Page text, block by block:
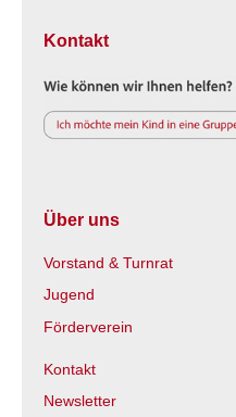
Kontakt
Über uns
Vorstand & Turnrat
Jugend
Förderverein
Kontakt
Newsletter